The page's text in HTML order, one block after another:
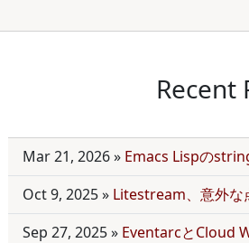
Recent
Mar 21, 2026» Emacs Lispの
Oct 9, 2025» Litestream、意外な
Sep 27, 2025» EventarcとCloud